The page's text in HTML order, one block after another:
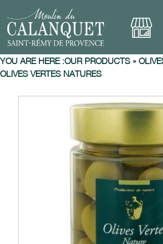
YOU ARE HERE :OUR PRODUCTS »
OLIVES VERTES NATURES